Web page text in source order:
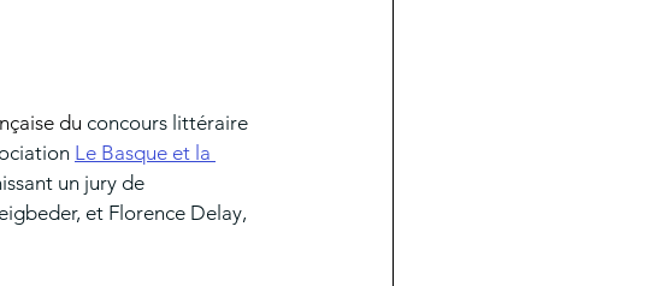
du concours littéraire
Le Basque et la
un jury de
et Florence Delay,